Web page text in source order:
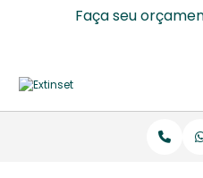
Faça seu